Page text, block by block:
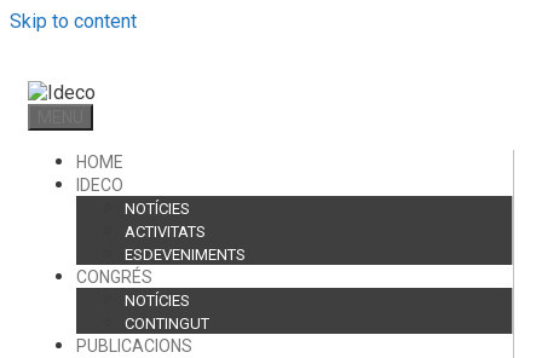
Skip to content
HOME
IDECO
NOTÍCIES
ACTIVITATS
ESDEVENIMENTS
CONGRÉS
NOTÍCIES
CONTINGUT
PUBLICACIONS